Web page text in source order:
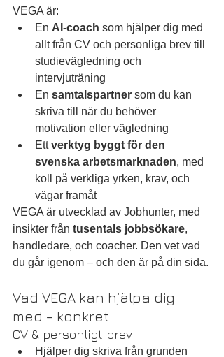
VEGA är:
En AI-coach som hjälper dig med
allt från CV och personliga brev till
studievägledning och
intervjuträning
En samtalspartner som du kan
skriva till när du behöver
motivation eller vägledning
Ett verktyg byggt för den
svenska arbetsmarknaden, med
koll på verkliga yrken, krav, och
vägar framåt
VEGA är utvecklad av Jobhunter, med
insikter från tusentals jobbsökare,
handledare, och coacher. Den vet vad
du går igenom – och den är på din sida.
Vad VEGA kan hjälpa dig
med – konkret
CV & personligt brev
Hjälper dig skriva från grunden